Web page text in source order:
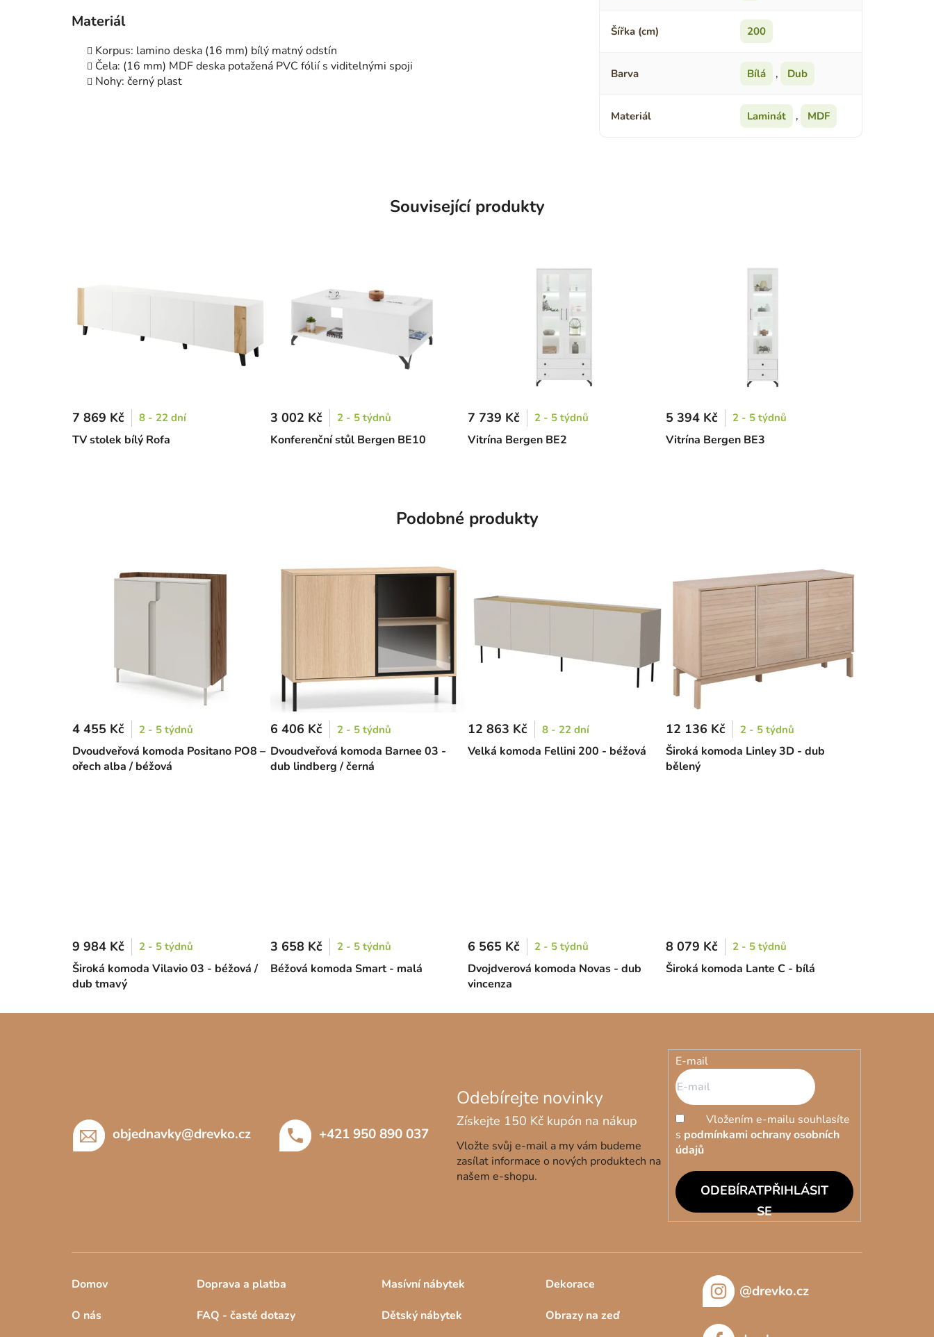
Materiál
Korpus: lamino deska (16 mm) bílý matný odstín
Čela: (16 mm) MDF deska potažená PVC fólií s viditelnými spoji
Nohy: černý plast
Šířka (cm) 200
Barva Bílá , Dub
Materiál Laminát , MDF
Související produkty
TV stolek bílý Rofa
7 869 Kč 8 - 22 dní
Konferenční stůl Bergen BE10
3 002 Kč 2 - 5 týdnů
Vitrína Bergen BE2
7 739 Kč 2 - 5 týdnů
Vitrína Bergen BE3
5 394 Kč 2 - 5 týdnů
Podobné produkty
Dvoudveřová komoda Positano PO8 –
ořech alba / béžová
4 455 Kč 2 - 5 týdnů
Dvoudveřová komoda Barnee 03 -
dub lindberg / černá
6 406 Kč 2 - 5 týdnů
Velká komoda Fellini 200 - béžová
12 863 Kč 8 - 22 dní
Široká komoda Linley 3D - dub
bělený
12 136 Kč 2 - 5 týdnů
Široká komoda Vilavio 03 - béžová /
dub tmavý
9 984 Kč 2 - 5 týdnů
Béžová komoda Smart - malá
3 658 Kč 2 - 5 týdnů
Dvojdverová komoda Novas - dub
vincenza
6 565 Kč 2 - 5 týdnů
Široká komoda Lante C - bílá
8 079 Kč 2 - 5 týdnů
objednavky@drevko.cz +421 950 890 037
Vložte svůj e-mail a my vám budeme
zasílat informace o nových produktech na
našem e-shopu.
E-mail
Vložením e-mailu souhlasíte
s podmínkami ochrany osobních
údajů
PŘIHLÁSIT
SE
Domov
O nás
Doprava a platba
FAQ - časté dotazy
Masívní nábytek
Dětský nábytek
Dekorace
Obrazy na zeď
@drevko.cz